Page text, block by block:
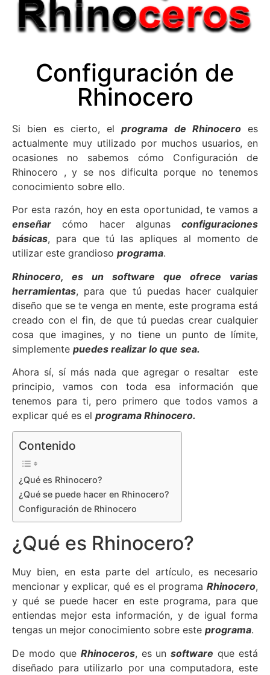
Configuración de
Rhinocero
Si bien es cierto, elprograma de Rhinoceroes
actualmente muy utilizado por muchos usuarios, en
ocasiones no sabemos cómo Configuración de
Rhinocero , y se nos dificulta porque no tenemos
conocimiento sobre ello.
Por esta razón, hoy en esta oportunidad, te vamos a
enseñar cómo hacer algunas configuraciones
básicas, para que tú las apliques al momento de
utilizar este grandioso programa.
Rhinocero, es un software que ofrece varias
herramientas, para que tú puedas hacer cualquier
diseño que se te venga en mente, este programa está
creado con el fin, de que tú puedas crear cualquier
cosa que imagines, y no tiene un punto de límite,
simplemente puedes realizar lo que sea.
Ahora sí, sí más nada que agregar o resaltar este
principio, vamos con toda esa información que
tenemos para ti, pero primero que todos vamos a
explicar qué es el programa Rhinocero.
Contenido
¿Qué es Rhinocero?
¿Qué se puede hacer en Rhinocero?
Configuración de Rhinocero
¿Qué es Rhinocero?
Muy bien, en esta parte del artículo, es necesario
mencionar y explicar, qué es el programa Rhinocero,
y qué se puede hacer en este programa, para que
entiendas mejor esta información, y de igual forma
tengas un mejor conocimiento sobre este programa.
De modo que Rhinoceros, es unsoftware que está
diseñado para utilizarlo por una computadora, este